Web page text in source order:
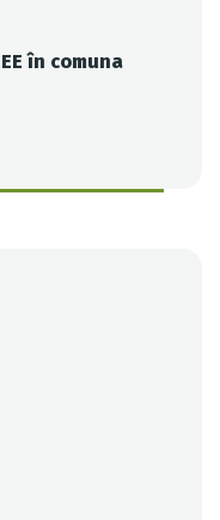
în comuna